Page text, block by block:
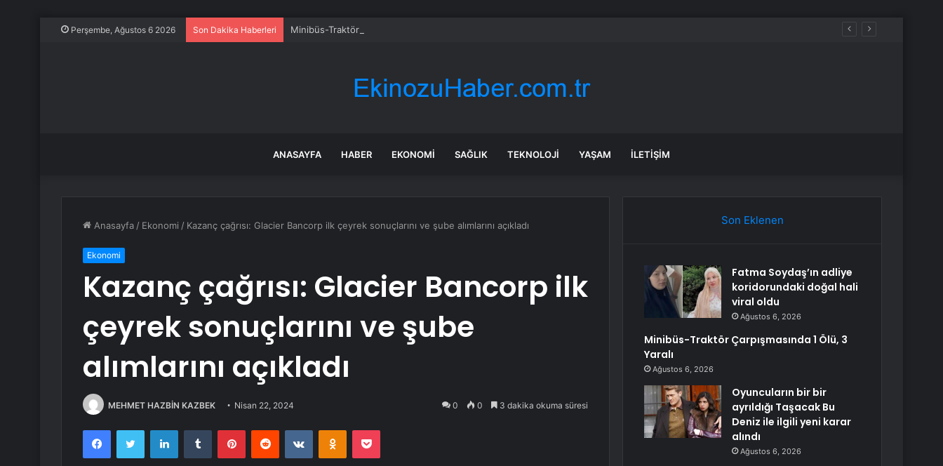
Perşembe, Ağustos 6 2026 Son Dakika Haberleri Minibüs-Traktör Çarpışmasında 1 Ölü, 3 Yaralı
ANASAYFA HABER EKONOMI SAĞLIK TEKNOLOJI YAŞAM İLETIŞIM
Anasayfa / Ekonomi / Kazanç çağrısı: Glacier Bancorp ilk çeyrek sonuçlarını ve şube alımlarını açıkladı
Ekonomi
Kazanç çağrısı: Glacier Bancorp ilk
çeyrek sonuçlarını ve şube
alımlarını açıkladı
MEHMET HAZBİN KAZBEK Nisan 22, 2024 0 0 3 dakika okuma süresi
FacebookTwitter LinkedInTumblr PinterestReddit VKontakteOdnoklassniki
Pocket
Son Eklenen
Fatma Soydaş’ın adliye
koridorundaki doğal hali
viral oldu
Ağustos 6, 2026
Minibüs-Traktör Çarpışmasında 1 Ölü, 3
Yaralı
Ağustos 6, 2026
Oyuncuların bir bir
ayrıldığı Taşacak Bu
Deniz ile ilgili yeni karar
alındı
Ağustos 6, 2026